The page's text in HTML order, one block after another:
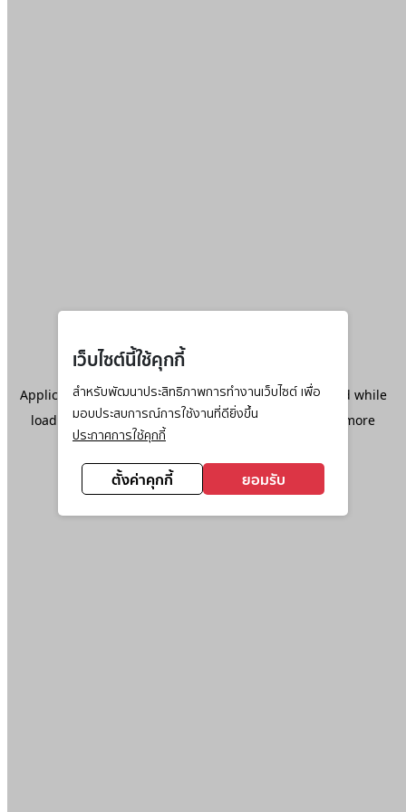
เว็บไซต์นี้ใช้คุกกี้
สำหรับพัฒนาประสิทธิภาพการทำงานเว็บไซต์ เพื่อ
มอบประสบการณ์การใช้งานที่ดียิ่งขึ้น
ประกาศการใช้คุกกี้
ตั้งค่าคุกกี้ ยอมรับ
Application error: aclient-side exception has occurred while
loadingwww.ktc.co.th(see the browser console
for more
information).